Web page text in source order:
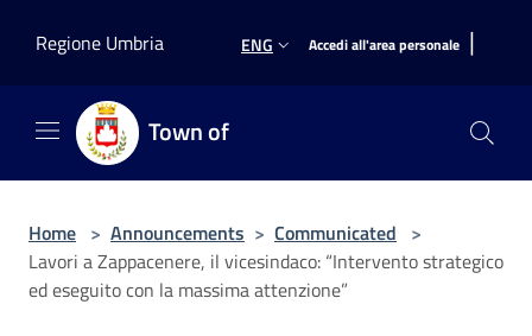
Regione Umbria
ENG Accedi all'area personale |
Town of
Home > Announcements > Communicated >
Lavori a Zappacenere, il vicesindaco: “Intervento strategico
ed eseguito con la massima attenzione”